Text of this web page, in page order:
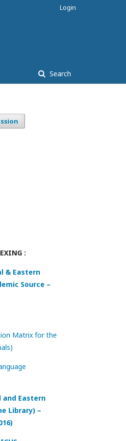
Search
Login
:
& Eastern
Source –
Matrix for the
and Eastern
Library) –